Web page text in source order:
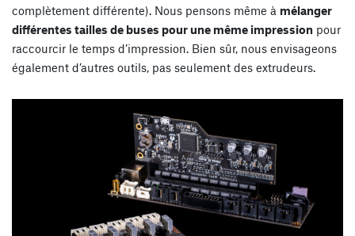
complètement différente). Nous pensons même à mélanger
différentes tailles de buses pour une même impression pour
raccourcir le temps d’impression. Bien sûr, nous envisageons
également d’autres outils, pas seulement des extrudeurs.